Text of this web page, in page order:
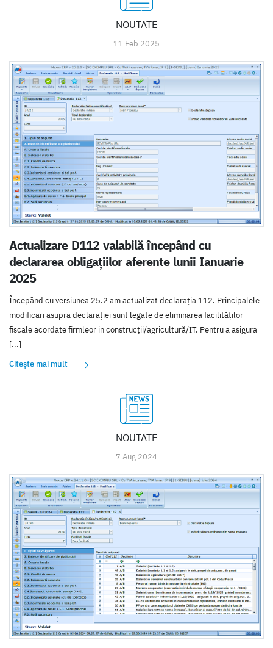
NOUTATE
11 Feb 2025
Actualizare D112 valabilă începând cu
declararea obligațiilor aferente lunii Ianuarie
2025
Începând cu versiunea 25.2 am actualizat declarația 112. Principalele
modificari asupra declarației sunt legate de eliminarea facilităților
fiscale acordate firmleor in construcții/agricultură/IT. Pentru a asigura
[...]
Citește mai mult
NOUTATE
7 Aug 2024